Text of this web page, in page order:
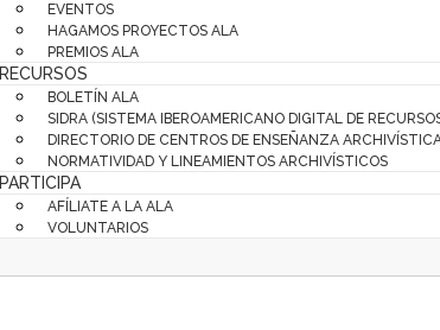
EVENTOS
HAGAMOS PROYECTOS ALA
PREMIOS ALA
RECURSOS
BOLETÍN ALA
SIDRA (SISTEMA IBEROAMERICANO DIGITAL DE
DIRECTORIO DE CENTROS DE ENSEÑANZA
NORMATIVIDAD Y LINEAMIENTOS ARCHIVÍSTICOS
PARTICIPA
AFÍLIATE A LA ALA
VOLUNTARIOS